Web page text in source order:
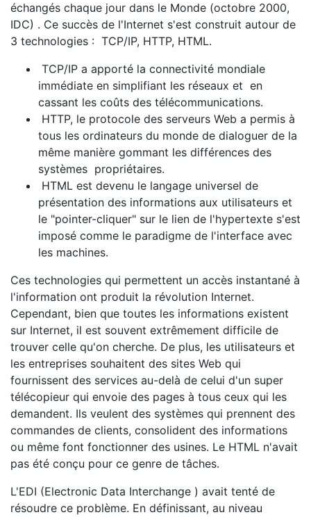
échangés chaque jour dans le Monde (octobre 2000,
IDC) . Ce succès de l'Internet s'est construit autour de
3 technologies : TCP/IP, HTTP, HTML.
TCP/IP a apporté la connectivité mondiale
immédiate en simplifiant les réseaux et en
cassant les coûts des télécommunications.
HTTP, le protocole des serveurs Web a permis à
tous les ordinateurs du monde de dialoguer de la
même manière gommant les différences des
systèmes propriétaires.
HTML est devenu le langage universel de
présentation des informations aux utilisateurs et
le "pointer-cliquer" sur le lien de l'hypertexte s'est
imposé comme le paradigme de l'interface avec
les machines.
Ces technologies qui permettent un accès instantané à
l'information ont produit la révolution Internet.
Cependant, bien que toutes les informations existent
sur Internet, il est souvent extrêmement difficile de
trouver celle qu'on cherche. De plus, les utilisateurs et
les entreprises souhaitent des sites Web qui
fournissent des services au-delà de celui d'un super
télécopieur qui envoie des pages à tous ceux qui les
demandent. Ils veulent des systèmes qui prennent des
commandes de clients, consolident des informations
ou même font fonctionner des usines. Le HTML n'avait
pas été conçu pour ce genre de tâches.
L'EDI (Electronic Data Interchange ) avait tenté de
résoudre ce problème. En définissant, au niveau